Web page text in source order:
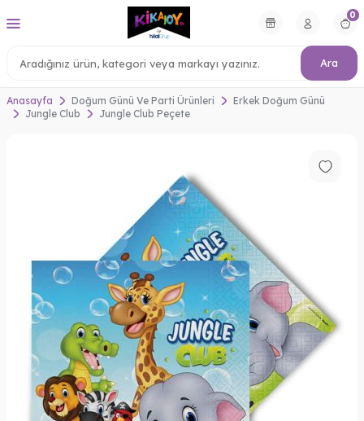
Ara
0
Anasayfa Doğum Günü Ve Parti Ürünleri
Erkek Doğum Günü
Jungle Club
Jungle Club Peçete